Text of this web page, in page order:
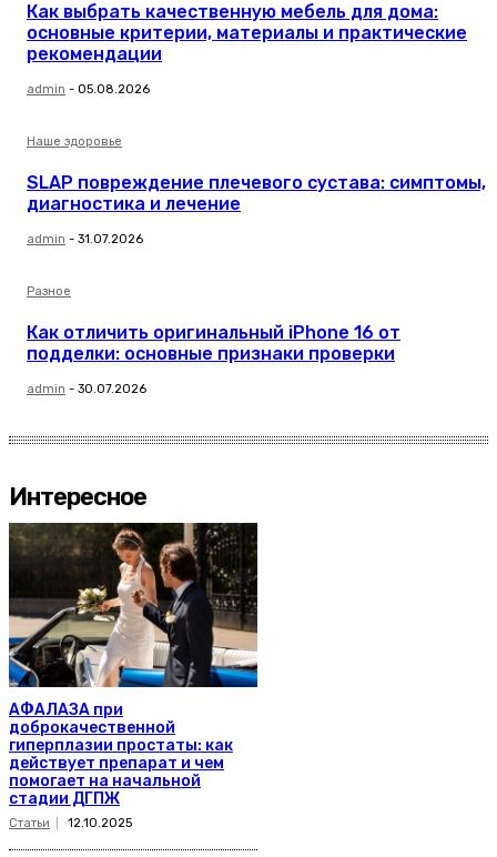
Как выбрать качественную мебель для дома:
основные критерии, материалы и практические
рекомендации
admin - 05.08.2026
Наше здоровье
SLAP повреждение плечевого сустава: симптомы,
диагностика и лечение
admin - 31.07.2026
Разное
Как отличить оригинальный iPhone 16 от
подделки: основные признаки проверки
admin - 30.07.2026
Интересное
АФАЛАЗА при
доброкачественной
гиперплазии простаты: как
действует препарат и чем
помогает на начальной
стадии ДГПЖ
Статьи 12.10.2025